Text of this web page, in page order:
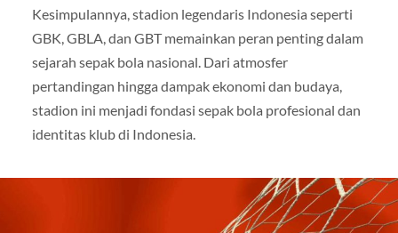
Kesimpulannya, stadion legendaris Indonesia seperti
GBK, GBLA, dan GBT memainkan peran penting dalam
sejarah sepak bola nasional. Dari atmosfer
pertandingan hingga dampak ekonomi dan budaya,
stadion ini menjadi fondasi sepak bola profesional dan
identitas klub di Indonesia.